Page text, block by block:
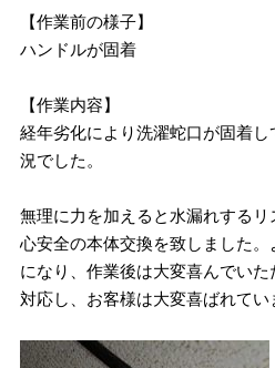
【作業前の様子】
ハンドルが固着
【作業内容】
経年劣化により洗濯蛇口が固着
況でした。
無理に力を加えると水漏れする
心安全の本体交換を致しました。
になり、作業後は大変喜んでいた
対応し、お客様は大変喜ばれてい